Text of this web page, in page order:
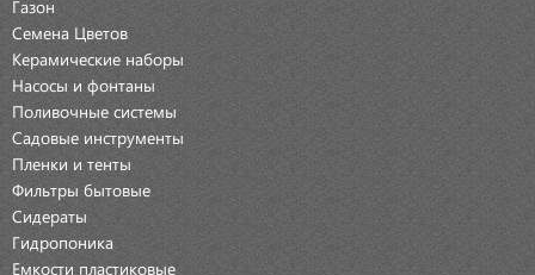
Газон
Семена Цветов
Керамические наборы
Насосы и фонтаны
Поливочные системы
Садовые инструменты
Пленки и тенты
Фильтры бытовые
Сидераты
Гидропоника
Емкости пластиковые